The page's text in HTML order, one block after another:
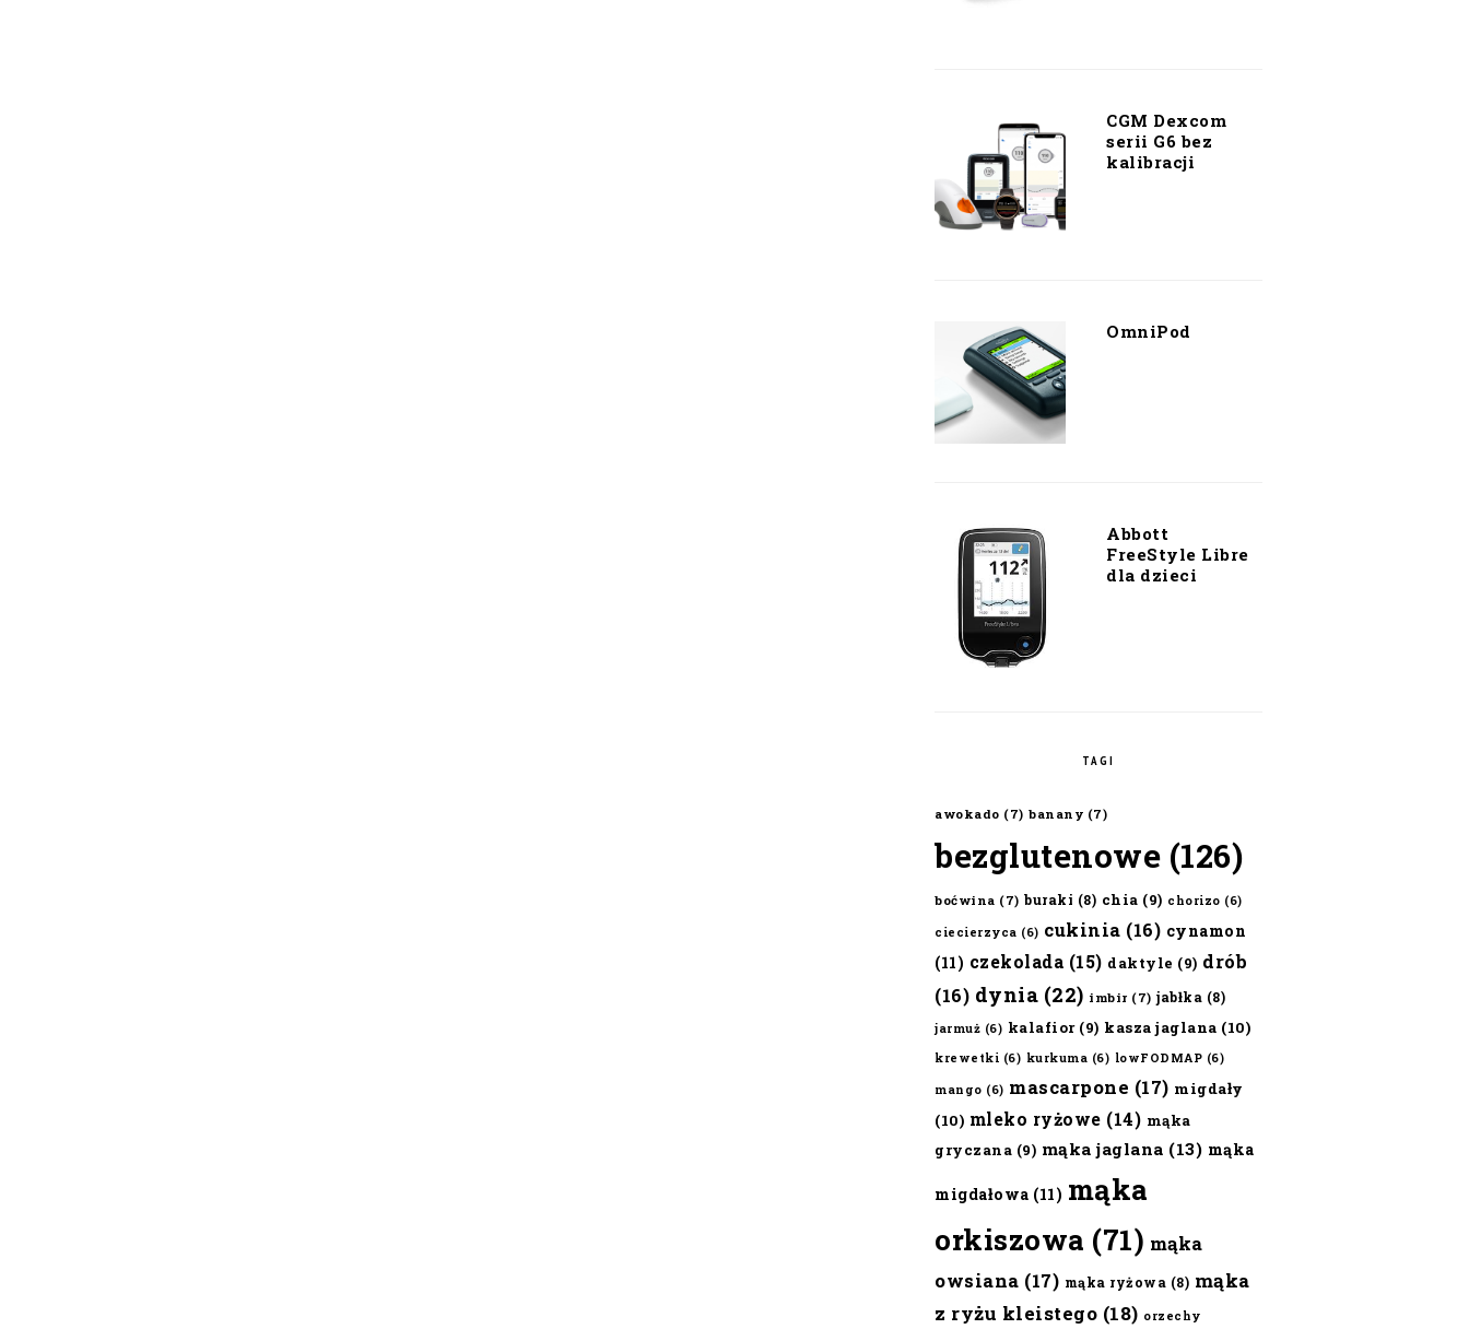
CGM Dexcom
serii G6 bez
kalibracji
OmniPod
Abbott
FreeStyle Libre
dla dzieci
TAGI
awokado (7) banany (7)
bezglutenowe (126)
boćwina (7) buraki (8) chia (9) chorizo (6)
ciecierzyca (6) cukinia (16) cynamon
(11) czekolada (15) daktyle (9) drób
(16) dynia (22) imbir (7) jabłka (8)
jarmuż (6) kalafior(9) kasza jaglana (10)
krewetki (6) kurkuma (6) lowFODMAP (6)
mango (6) mascarpone (17) migdały
(10) mleko ryżowe (14) mąka
gryczana (9) mąka jaglana (13) mąka
migdałowa (11) mąka
orkiszowa (71) mąka
owsiana (17) mąka ryżowa (8) mąka
z ryżu kleistego (18) orzechy